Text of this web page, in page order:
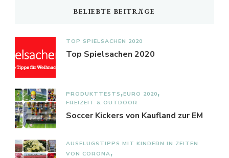
BELIEBTE BEITRÄGE
TOP SPIELSACHEN 2020
Top Spielsachen 2020
PRODUKTTESTS EURO 2020
FREIZEIT & OUTDOOR
Soccer Kickers von Kaufland zur EM
AUSFLUGSTIPPS MIT KINDERN IN ZEITEN
VON CORONA